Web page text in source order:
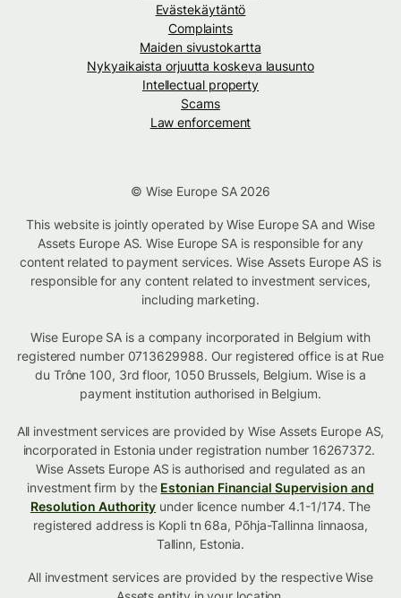
Evästekäytäntö
Complaints
Maiden sivustokartta
Nykyaikaista orjuutta koskeva lausunto
Intellectual property
Scams
Law enforcement
© Wise Europe SA 2026
This website is jointly operated by Wise Europe SA and Wise
Assets Europe AS. Wise Europe SA is responsible for any
content related to payment services. Wise Assets Europe AS is
responsible for any content related to investment services,
including marketing.
Wise Europe SA is a company incorporated in Belgium with
registered number 0713629988. Our registered office is at Rue
du Trône 100, 3rd floor, 1050 Brussels, Belgium. Wise is a
payment institution authorised in Belgium.
All investment services are provided by Wise Assets Europe AS,
incorporated in Estonia under registration number 16267372.
Wise Assets Europe AS is authorised and regulated as an
investment firm by the Estonian Financial Supervision and
Resolution Authority under licence number 4.1-1/174. The
registered address is Kopli tn 68a, Põhja-Tallinna linnaosa,
Tallinn, Estonia.
All investment services are provided by the respective Wise